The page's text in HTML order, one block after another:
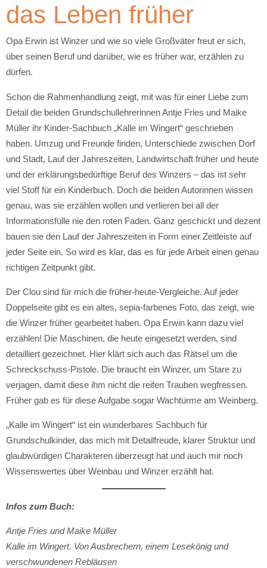
das Leben früher
Opa Erwin ist Winzer und wie so viele Großväter freut er sich,
über seinen Beruf und darüber, wie es früher war, erzählen zu
dürfen.
Schon die Rahmenhandlung zeigt, mit was für einer Liebe zum
Detail die beiden Grundschullehrerinnen Antje Fries und Maike
Müller ihr Kinder-Sachbuch „Kalle im Wingert“ geschrieben
haben. Umzug und Freunde finden, Unterschiede zwischen Dorf
und Stadt, Lauf der Jahreszeiten, Landwirtschaft früher und heute
und der erklärungsbedürftige Beruf des Winzers – das ist sehr
viel Stoff für ein Kinderbuch. Doch die beiden Autorinnen wissen
genau, was sie erzählen wollen und verlieren bei all der
Informationsfülle nie den roten Faden. Ganz geschickt und dezent
bauen sie den Lauf der Jahreszeiten in Form einer Zeitleiste auf
jeder Seite ein. So wird es klar, das es für jede Arbeit einen genau
richtigen Zeitpunkt gibt.
Der Clou sind für mich die früher-heute-Vergleiche. Auf jeder
Doppelseite gibt es ein altes, sepia-farbenes Foto, das zeigt, wie
die Winzer früher gearbeitet haben. Opa Erwin kann dazu viel
erzählen! Die Maschinen, die heute eingesetzt werden, sind
detailliert gezeichnet. Hier klärt sich auch das Rätsel um die
Schreckschuss-Pistole. Die braucht ein Winzer, um Stare zu
verjagen, damit diese ihm nicht die reifen Trauben wegfressen.
Früher gab es für diese Aufgabe sogar Wachtürme am Weinberg.
„Kalle im Wingert“ ist ein wunderbares Sachbuch für
Grundschulkinder, das mich mit Detailfreude, klarer Struktur und
glaubwürdigen Charakteren überzeugt hat und auch mir noch
Wissenswertes über Weinbau und Winzer erzählt hat.
Infos zum Buch:
Antje Fries und Maike Müller
Kalle im Wingert. Von Ausbrechern, einem Lesekönig und
verschwundenen Rebläusen